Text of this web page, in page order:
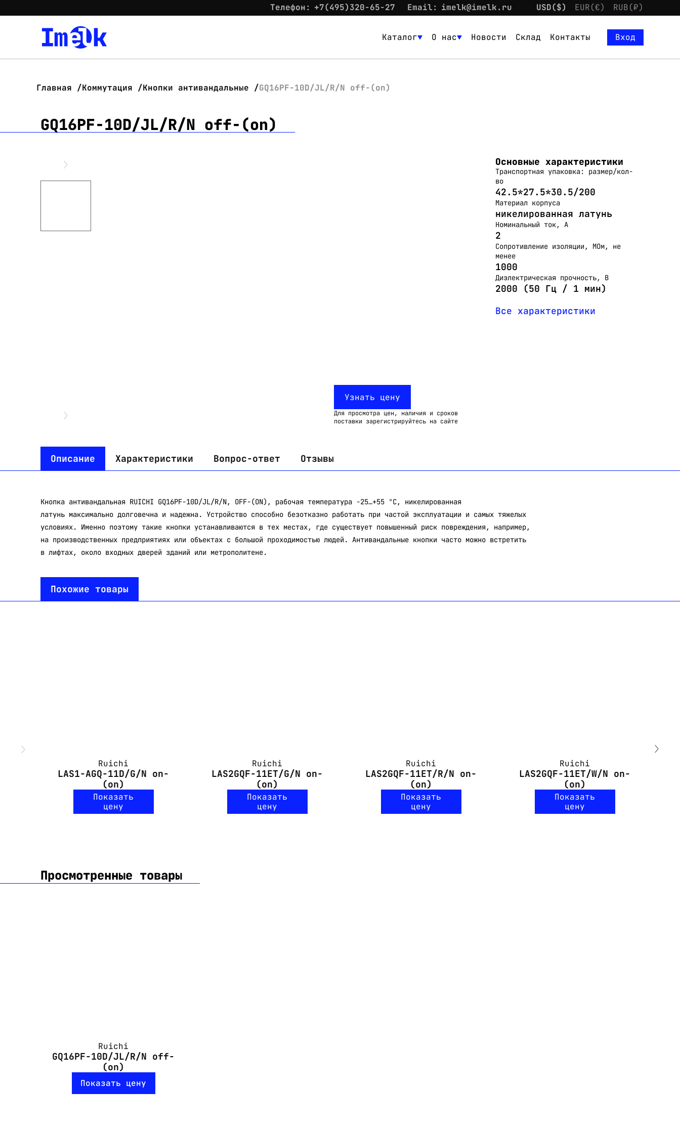
Телефон: +7(495)320-65-27 Email: imelk@imelk.ru USD($) EUR(€) RUB(₽)
Каталог О нас Новости Склад Контакты
Вход
Главная Коммутация Кнопки антивандальные GQ16PF-10D/JL/R/N off-(on)
GQ16PF-10D/JL/R/N off-(on)
Узнать цену
Для просмотра цен, наличия и сроков
поставки зарегистрируйтесь на сайте
Основные характеристики
Транспортная упаковка: размер/кол-
во
42.5*27.5*30.5/200
Материал корпуса
никелированная латунь
Номинальный ток, А
2
Сопротивление изоляции, МОм, не
менее
1000
Диэлектрическая прочность, В
2000 (50 Гц / 1 мин)
Все характеристики
Описание Характеристики Вопрос-ответ Отзывы
Кнопка антивандальная RUICHI GQ16PF-10D/JL/R/N, OFF-(ON), рабочая температура -25…+55 °C, никелированная
латунь максимально долговечна и надежна. Устройство способно безотказно работать при частой эксплуатации и самых тяжелых
условиях. Именно поэтому такие кнопки устанавливаются в тех местах, где существует повышенный риск повреждения, например,
на производственных предприятиях или объектах с большой проходимостью людей. Антивандальные кнопки часто можно встретить
в лифтах, около входных дверей зданий или метрополитене.
Похожие товары
Ruichi
LAS1-AGQ-11D/G/N on-
(on)
Показать
цену
Ruichi
LAS2GQF-11ET/G/N on-
(on)
Показать
цену
Ruichi
LAS2GQF-11ET/R/N on-
(on)
Показать
цену
Ruichi
LAS2GQF-11ET/W/N on-
(on)
Показать
цену
Просмотренные товары
Ruichi
GQ16PF-10D/JL/R/N off-
(on)
Показать цену